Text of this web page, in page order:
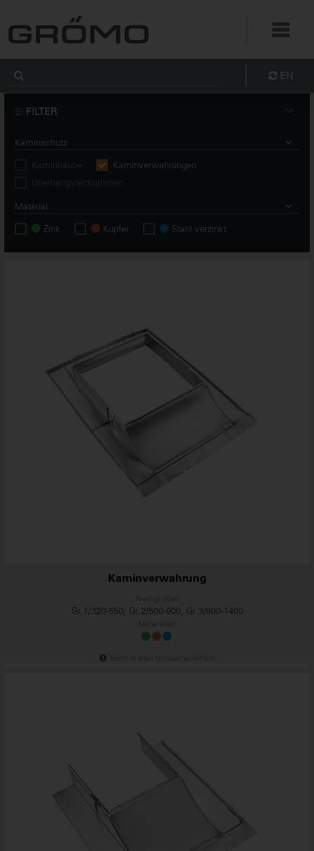
EN
FILTER
Kaminschutz
Kaminhaube
Kaminverwahrungen
Überhangsteckrahmen
Material
Zink
Kupfer Stahl verzinkt
Kaminverwahrung
Nenngrößen
Gr.1/320-550, Gr.2/500-900, Gr.3/800-1400
Materialien
Nicht in allen Größen erhältlich